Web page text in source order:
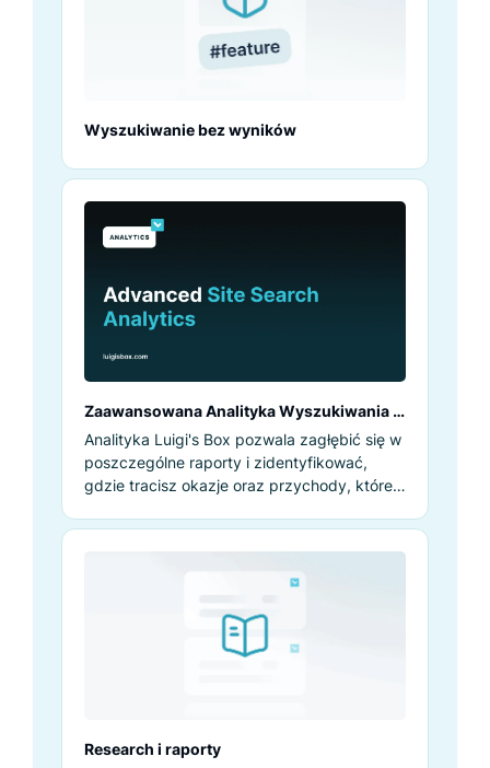
Wyszukiwanie bez wyników
Zaawansowana Analityka Wyszukiwania w
Witrynie
Analityka Luigi's Box pozwala zagłębić się w
poszczególne raporty i zidentyfikować,
gdzie tracisz okazje oraz przychody, które
także które wyszukiwania są najsilniejsze.
Na podstawie tych informacji możesz
szukać błędów, przyczyn zachowań
wyszukiwaniem i rekomendacjami.
Research i raporty